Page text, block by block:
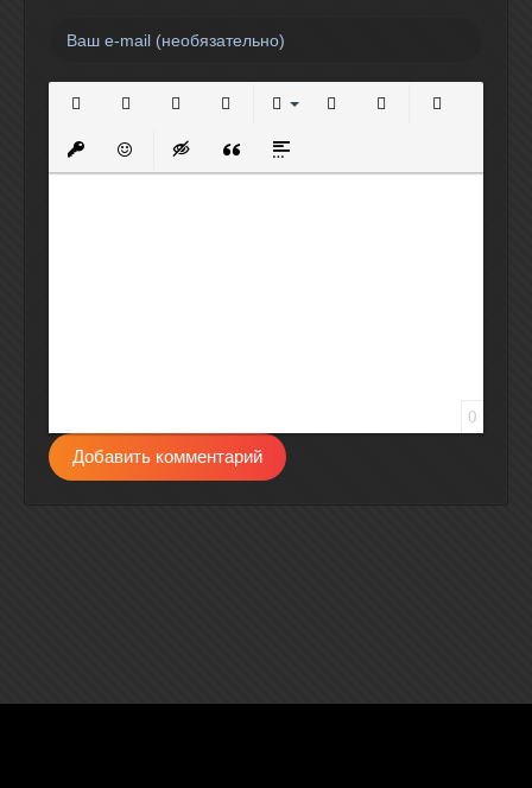
Вставить защищенную ссылку
Вставить смайлик
Вставка скрытого текста
Вставка цитаты
Вставка спойлера
0
Добавить комментарий